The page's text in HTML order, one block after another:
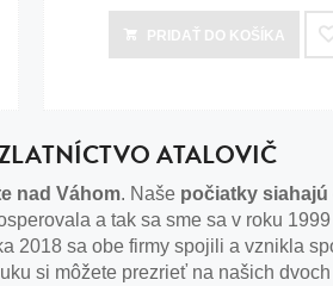
PRIDAŤDO KOŠÍKA
ATALOVIČ
nad Váhom. Naše počiatky siahajú
a tak sa sme sa v roku
2018 sa obe firmy spojili a vznikla
si môžete prezrieť na našich